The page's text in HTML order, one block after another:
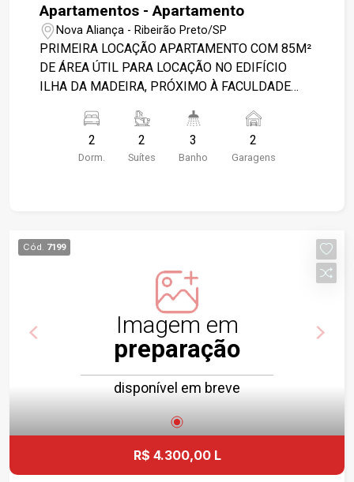
Apartamentos - Apartamento
Nova Aliança - Ribeirão Preto/SP
PRIMEIRA LOCAÇÃO APARTAMENTO COM 85M²
DE ÁREA ÚTIL PARA LOCAÇÃO NO EDIFÍCIO
ILHA DA MADEIRA, PRÓXIMO À FACULDADE
RIBEIRÃO PRETO/SP. CONHEÇA AS
CARACTERÍSTICAS DESTE IMÓVEL: - 85M² DE
ÁREA ÚTIL - 2 SUÍTES - SALA 2 AMBIENTES -
CONDOMÍNIO: - CONDOMINIO VONO,
LOCALIZADO NO NOVA ALIANCA ,
CHURRASQUEIRA, PISCINA, ACADEMIA,
ESPAÇO GOURMET, 3 ELEVADORES, QUADRA DE
FUTEBOL DE SALÃO, BICICLETÁRIO, QUADRA
POLIESPORTIVA E BRINQUEDOTECA.
2
Dorm.
2
Suítes
3
Banho
2
Garagens
Cód. 7199
Imagem em
preparação
disponível em breve
R$ 4.300,00 L